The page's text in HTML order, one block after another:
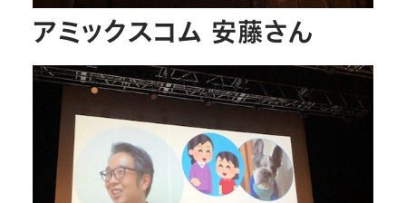
アミックスコム 安藤さん